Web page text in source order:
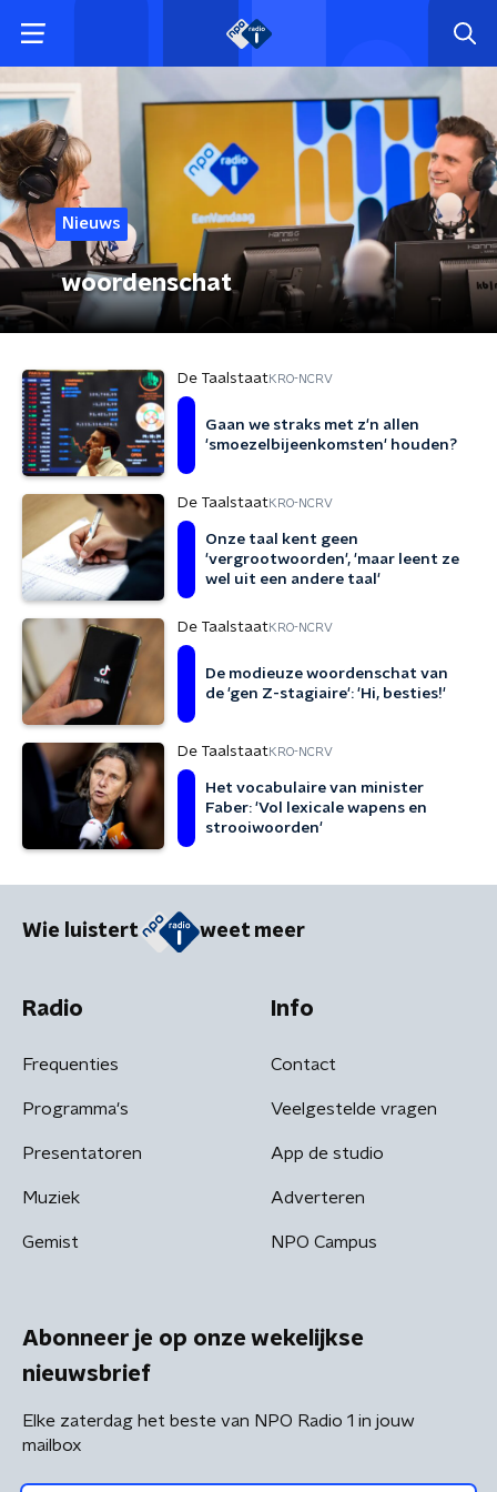
Nieuws
woordenschat
De TaalstaatKRO-NCRV
Gaan we straks met z'n allen
'smoezelbijeenkomsten' houden?
De TaalstaatKRO-NCRV
Onze taal kent geen
'vergrootwoorden', 'maar leent ze
wel uit een andere taal'
De TaalstaatKRO-NCRV
De modieuze woordenschat van
de 'gen Z-stagiaire': 'Hi, besties!'
De TaalstaatKRO-NCRV
Het vocabulaire van minister
Faber: 'Vol lexicale wapens en
strooiwoorden'
Wie luistert weet meer
Radio
Frequenties
Programma's
Presentatoren
Muziek
Gemist
Info
Contact
Veelgestelde vragen
App de studio
Adverteren
NPO Campus
Abonneer je op onze wekelijkse
nieuwsbrief
Elke zaterdag het beste van NPO Radio 1 in jouw
mailbox